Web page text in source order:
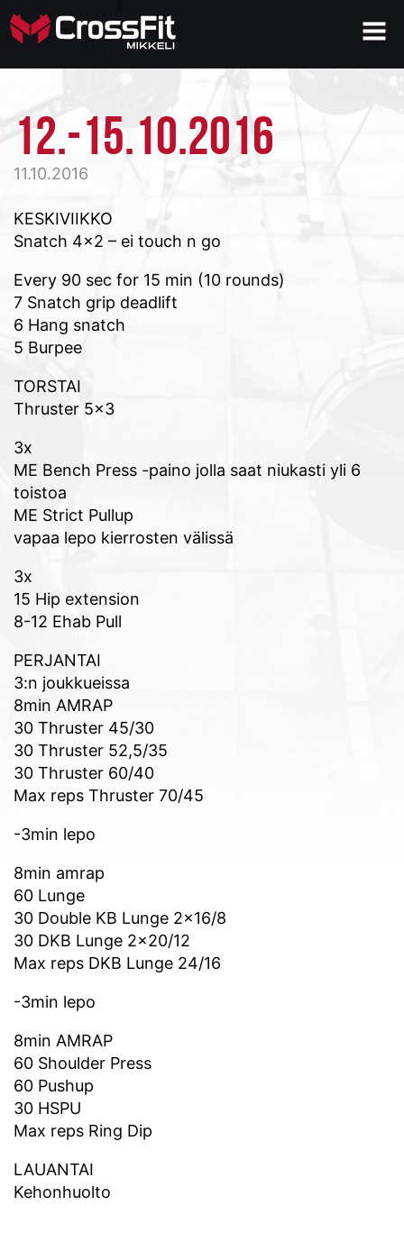
12.-15.10.2016
11.10.2016
KESKIVIIKKO
Snatch 4×2 – ei touch n go
Every 90 sec for 15 min (10 rounds)
7 Snatch grip deadlift
6 Hang snatch
5 Burpee
TORSTAI
Thruster 5×3
3x
ME Bench Press -paino jolla saat niukasti yli 6
toistoa
ME Strict Pullup
vapaa lepo kierrosten välissä
3x
15 Hip extension
8-12 Ehab Pull
PERJANTAI
3:n joukkueissa
8min AMRAP
30 Thruster 45/30
30 Thruster 52,5/35
30 Thruster 60/40
Max reps Thruster 70/45
-3min lepo
8min amrap
60 Lunge
30 Double KB Lunge 2×16/8
30 DKB Lunge 2×20/12
Max reps DKB Lunge 24/16
-3min lepo
8min AMRAP
60 Shoulder Press
60 Pushup
30 HSPU
Max reps Ring Dip
LAUANTAI
Kehonhuolto